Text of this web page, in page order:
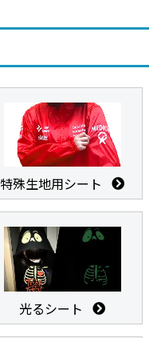
特殊生地用シート
光るシート